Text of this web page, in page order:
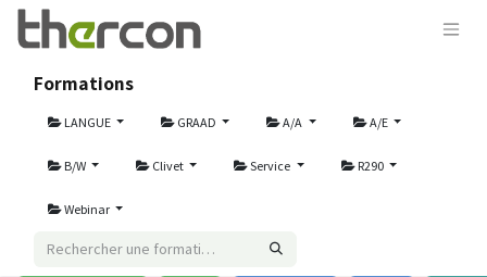
Formations
LANGUE GRAAD A/A A/E
B/W Clivet Service R290
Webinar